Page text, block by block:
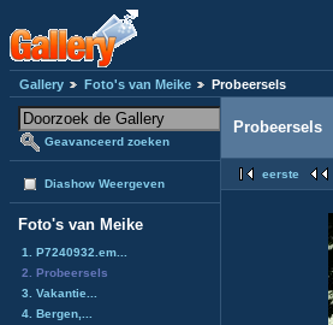
Gallery Foto's van Meike Probeersels
Geavanceerd zoeken
Diashow Weergeven
Foto's van Meike
1. P7240932.em...
2. Probeersels
3. Vakantie...
4. Bergen,...
Probeersels
eerste